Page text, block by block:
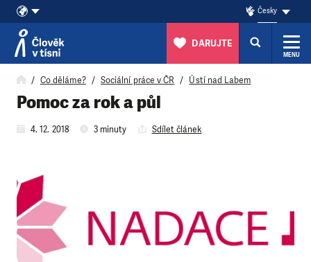
Přeskočit na obsah
Česky
DARUJTE
MENU
Co děláme? Sociální práce v ČR Ústí nad Labem
Pomoc za rok a půl
4. 12. 2018 3 minuty Sdílet článek